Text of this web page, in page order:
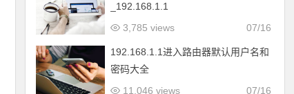
_192.168.1.1
07/16
3,785 views
192.168.1.1进入路由器默认用户名和
密码大全
07/16
11,046 views